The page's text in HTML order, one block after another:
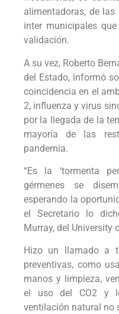
alimentadoras, de
inter municipales
validación.
A su vez, Roberto
del Estado, informó
coincidencia en el
2, influenza y virus
por la llegada de la
mayoría de las
pandemia.
“Es la ‘tormenta
gérmenes se
esperando la
el Secretario lo
Murray, del University
Hizo un llamado a
preventivas, como
manos y limpieza,
el uso del CO2 y
ventilación natural no